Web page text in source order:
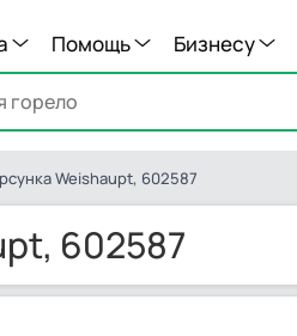
Помощь Бизнесу
Weishaupt, 602587
602587